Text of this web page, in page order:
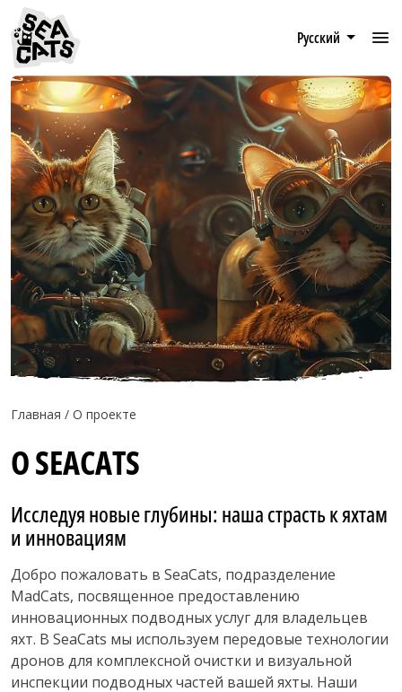
Русский
Главная О проекте
О SEACATS
Исследуя новые глубины: наша страсть к яхтам
и инновациям
Добро пожаловать в SeaCats, подразделение
MadCats, посвященное предоставлению
инновационных подводных услуг для владельцев
яхт. В SeaCats мы используем передовые технологии
дронов для комплексной очистки и визуальной
инспекции подводных частей вашей яхты. Наши